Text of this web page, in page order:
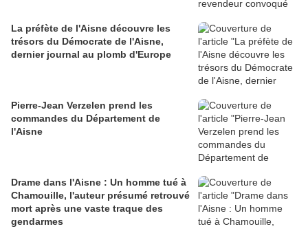
La préfète de l'Aisne découvre les
trésors du Démocrate de l'Aisne,
dernier journal au plomb d'Europe
Pierre-Jean Verzelen prend les
commandes du Département de
l'Aisne
Drame dans l'Aisne : Un homme tué à
Chamouille, l'auteur présumé retrouvé
mort après une vaste traque des
gendarmes